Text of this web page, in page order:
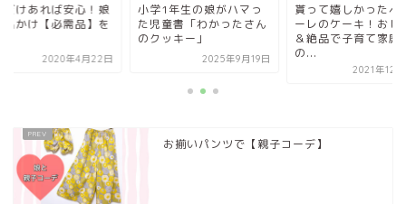
だけあれば安心！娘
出かけ【必需品】を
2020年4月22日
小学1年生の娘がハマっ
た児童書「わかったさん
のクッキー」
2025年9月19日
貰って嬉しかったベ
ーレのケーキ！おし
＆絶品で子育て家庭
の...
2021年12
お揃いパンツで【親子コーデ】